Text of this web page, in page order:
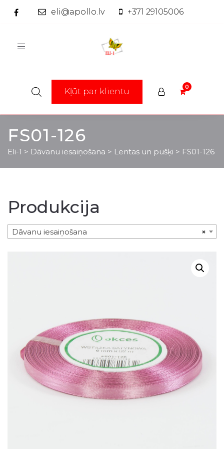
eli@apollo.lv +371 29105006
Toggle
Kļūt par klientu
FS01-126
Eli-1 > Dāvanu iesaiņošana > Lentas un pušķi > FS01-126
Produkcija
×
Dāvanu iesaiņošana